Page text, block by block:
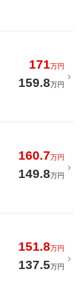
171万円
159.8万円
160.7万円
149.8万円
151.8万円
137.5万円